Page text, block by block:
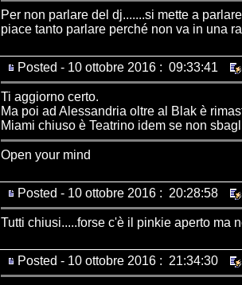
Per non parlare del dj.......si mette a
piace tanto parlare perché non va in una
Posted - 10 ottobre 2016 : 09:33:41
Ti aggiorno certo.
Ma poi ad Alessandria oltre al Blak è
Miami chiuso è Teatrino idem se non
Open your mind
Posted - 10 ottobre 2016 : 20:28:58
Tutti chiusi.....forse c'è il pinkie aperto ma
Posted - 10 ottobre 2016 : 21:34:30